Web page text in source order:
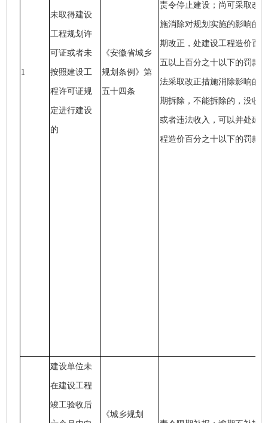
1
未取得建设
工程规划许
可证或者未
按照建设工
程许可证规
定进行建设
的
《安徽省城乡
规划条例》第
五十四条
责令停止建设；尚可采取改
施消除对规划实施的影响的
期改正，处建设工程造价百
五以上百分之十以下的罚款
法采取改正措施消除影响的
期拆除，不能拆除的，没收
或者违法收入，可以并处建
程造价百分之十以下的罚款
建设单位未
在建设工程
竣工验收后
《城乡规划